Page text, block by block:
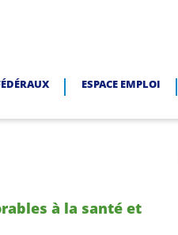
VULNÉRABILITÉ.
ESPACE EMPLOI
à la santé et